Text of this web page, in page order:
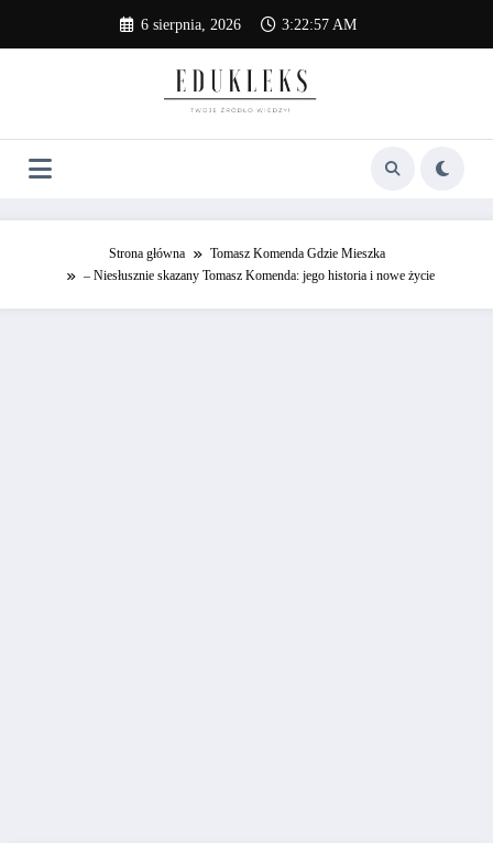
content
6 sierpnia, 2026 3:22:58 AM
Strona główna
Tomasz Komenda Gdzie Mieszka
– Niesłusznie skazany Tomasz Komenda: jego historia i nowe życie